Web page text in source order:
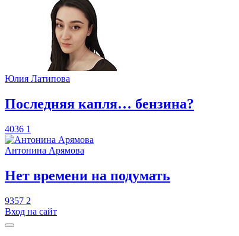
Юлия Латипова
​Последняя капля… бензина?
4036 1
Антонина Арямова
​Нет времени на подумать
9357 2
Вход на сайт